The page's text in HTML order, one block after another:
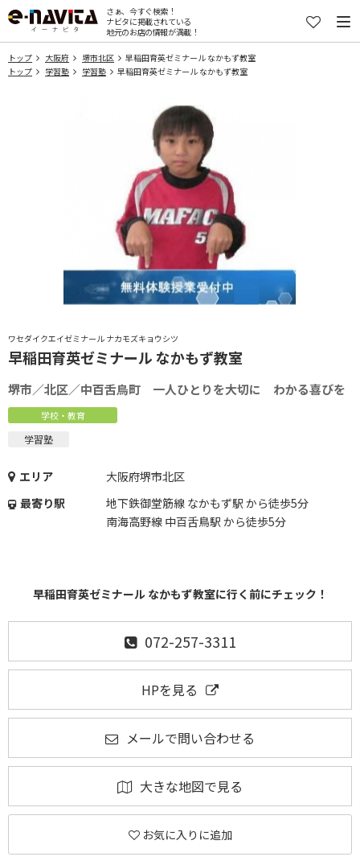
さぁ、今すぐ検索！
ナビタに掲載されている
地元のお店の情報が満載！
トップ 大阪府 堺市北区
早稲田育英ゼミナール なかもず教室
トップ
学習塾 学習塾 早稲田育英ゼミナール なかもず教室
ワセダイクエイゼミナール ナカモズキョウシツ
早稲田育英ゼミナール なかもず教室
堺市／北区／中百舌鳥町 一人ひとりを大切に わかる喜びを
学校・教育
学習塾
エリア
大阪府堺市北区
最寄り駅
地下鉄御堂筋線 なかもず駅 から徒歩5分
南海高野線 中百舌鳥駅 から徒歩5分
早稲田育英ゼミナール なかもず教室に行く前にチェック！
072-257-3311
HPを見る
メールで問い合わせる
大きな地図で見る
お気に入りに追加